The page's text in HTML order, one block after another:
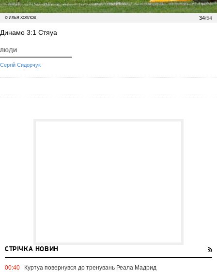
34/54
© ИЛЬЯ ХОХЛОВ
Динамо 3:1 Стяуа
ЛЮДИ
Сергій Сидорчук
СТРІЧКА НОВИН
00:40 Куртуа повернувся до тренувань Реала Мадрид